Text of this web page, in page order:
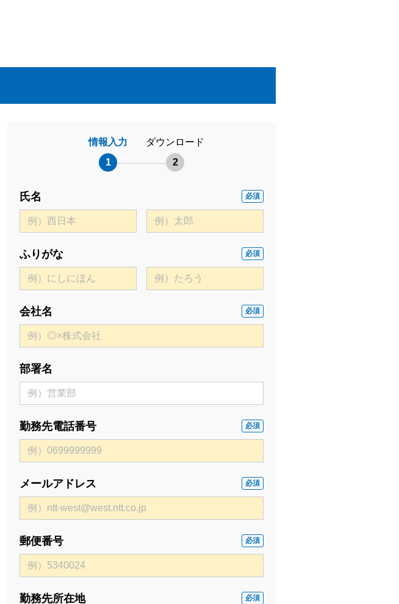
情報入力
1
ダウンロード
2
氏名 必須
ふりがな 必須
会社名 必須
部署名
勤務先電話番号 必須
メールアドレス 必須
郵便番号 必須
勤務先所在地 必須